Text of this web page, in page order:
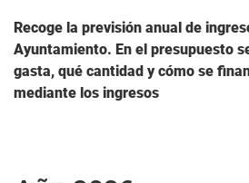
Recoge la previsión anual de
Ayuntamiento. En el presupuesto
gasta, qué cantidad y cómo se
mediante los ingresos